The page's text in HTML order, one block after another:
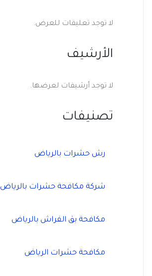
لا توجد تعليقات للعرض.
الأرشيف
لا توجد أرشيفات لعرضها.
تصنيفات
رش حشرات بالرياض
شركة مكافحة حشرات بالرياض
مكافحة بق الفراش بالرياض
مكافحة حشرات الرياض